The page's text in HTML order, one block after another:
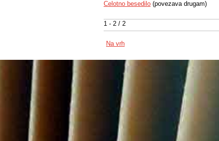
1 - 2 / 2
Celotno besedilo (povezava drugam)
Na vrh